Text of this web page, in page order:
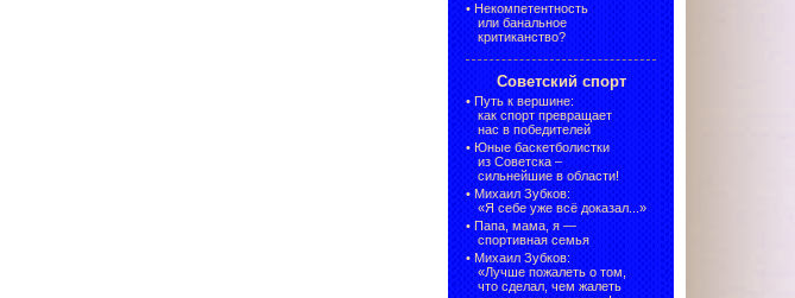
• Некомпетентность
или банальное
критиканство?
Советский спорт
• Путь к вершине:
как спорт превращает
нас в победителей
• Юные баскетболистки
из Советска –
сильнейшие в области!
• Михаил Зубков:
«Я себе уже всё доказал...»
• Папа, мама, я —
спортивная семья
• Михаил Зубков:
«Лучше пожалеть о том,
что сделал, чем жалеть